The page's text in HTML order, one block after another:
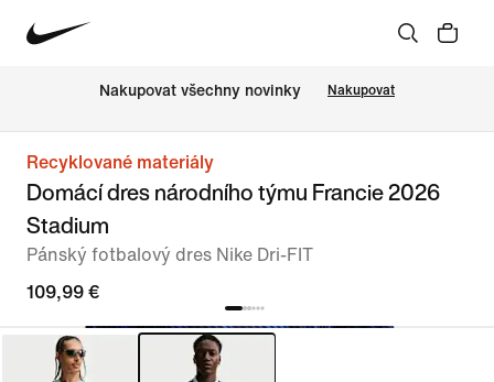
Nakupovat všechny novinky Nakupovat
Recyklované materiály
Domácí dres národního týmu Francie 2026
Stadium
Pánský fotbalový dres Nike Dri-FIT
109,99 €